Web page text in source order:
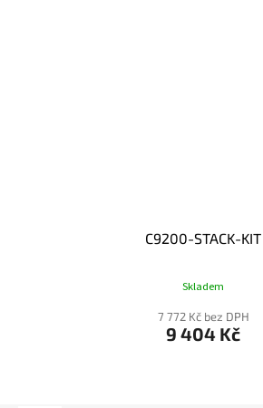
C9200-STACK-KIT
Skladem
7 772 Kč bez DPH
9 404 Kč